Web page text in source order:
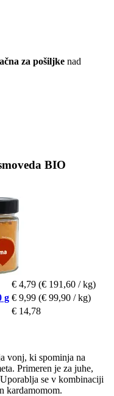
za pošiljke nad
BIO
€ 4,79 (€ 191,60 / kg)
g € 9,99 (€ 99,90 / kg)
€ 14,78
vonj, ki spominja na
Primeren je za juhe,
se v kombinaciji
kardamomom.